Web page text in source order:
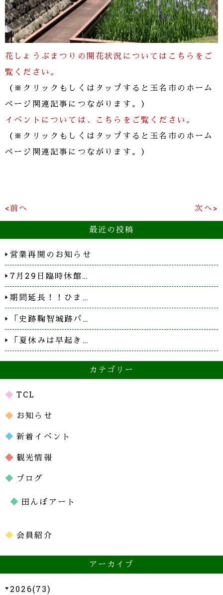
花しょうぶまつりの開花状況についてはこちらをご
覧ください。
（※クリックもしくはタップすると玉名市のホーム
ページ関連記事につながります。）
イベントについては、こちらをご覧ください。
（※クリックもしくはタップすると玉名市のホーム
ページ関連記事につながります。）
<前へ 次へ>
最近の投稿
営業再開のお知らせ
7月29日臨時休館…
期間延長！！ひま…
「史跡鞠智城跡パ…
「夏休みは早起き…
カテゴリー
TCL
お知らせ
新着イベント
観光情報
ブログ
田んぼアート
会員紹介
アーカイブ
2026(73)